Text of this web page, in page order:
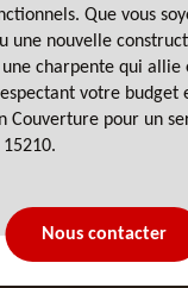
Que vous
une nouvelle
charpente qui allie
votre budget
Couverture pour un
Nous contacter